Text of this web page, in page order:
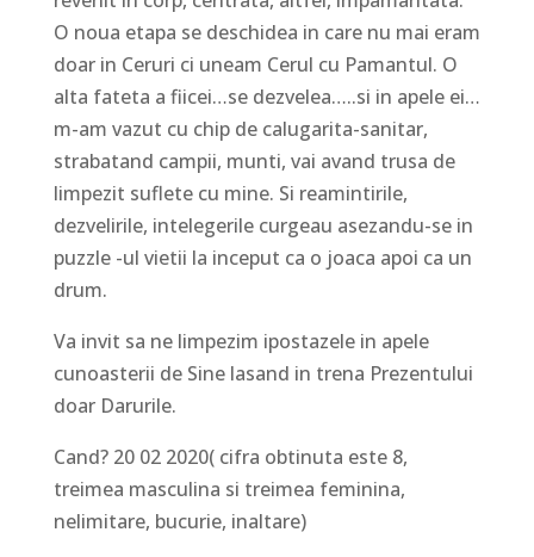
O noua etapa se deschidea in care nu mai eram
doar in Ceruri ci uneam Cerul cu Pamantul. O
alta fateta a fiicei…se dezvelea…..si in apele ei…
m-am vazut cu chip de calugarita-sanitar,
strabatand campii, munti, vai avand trusa de
limpezit suflete cu mine. Si reamintirile,
dezvelirile, intelegerile curgeau asezandu-se in
puzzle -ul vietii la inceput ca o joaca apoi ca un
drum.
Va invit sa ne limpezim ipostazele in apele
cunoasterii de Sine lasand in trena Prezentului
doar Darurile.
Cand? 20 02 2020( cifra obtinuta este 8,
treimea masculina si treimea feminina,
nelimitare, bucurie, inaltare)